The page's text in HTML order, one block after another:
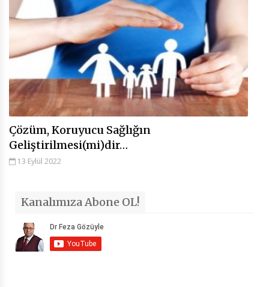
Çözüm, Koruyucu Sağlığın
Geliştirilmesi(mi)dir…
13 Eylül 2022
Kanalımıza Abone OL!